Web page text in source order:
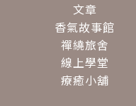
文章
香氣故事館
禪繞旅舍
線上學堂
療癒小舖